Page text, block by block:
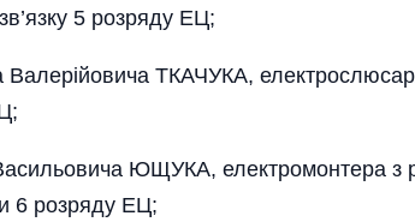
5 розряду ЕЦ;
Валерійовича ТКАЧУКА,
ЮЩУКА, електромонтера з
6 розряду ЕЦ;